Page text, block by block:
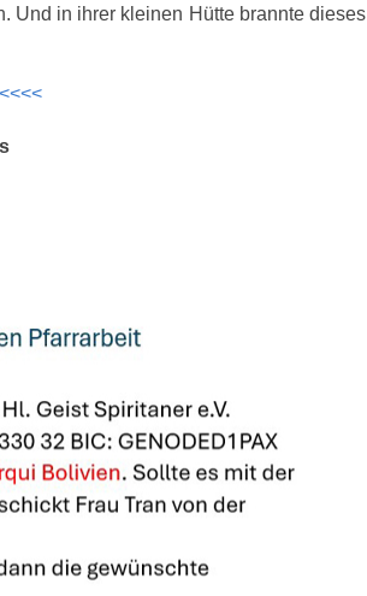
Und in ihrer kleinen Hütte brannte dieses